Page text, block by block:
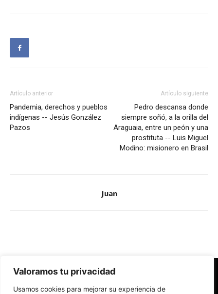
Valoramos tu privacidad
Usamos cookies para mejorar su experiencia de
Artículo anterior
Pandemia, derechos y pueblos
indígenas -- Jesús González
Pazos
Artículo siguiente
Pedro descansa donde
siempre soñó, a la orilla del
Araguaia, entre un peón y una
prostituta -- Luis Miguel
Modino: misionero en Brasil
Juan
Redes Cristianas
Una mirada alternativa sobre la Iglesia católica y la sociedad